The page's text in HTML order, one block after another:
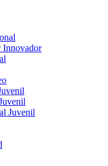
Innovador
Juvenil